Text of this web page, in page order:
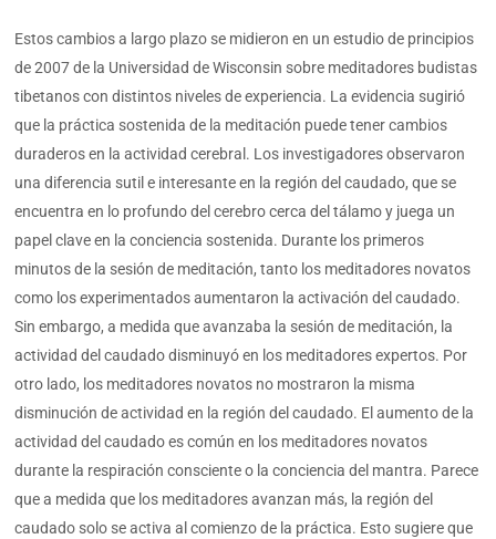
Estos cambios a largo plazo se midieron en un estudio de principios
de 2007 de la Universidad de Wisconsin sobre meditadores budistas
tibetanos con distintos niveles de experiencia. La evidencia sugirió
que la práctica sostenida de la meditación puede tener cambios
duraderos en la actividad cerebral. Los investigadores observaron
una diferencia sutil e interesante en la región del caudado, que se
encuentra en lo profundo del cerebro cerca del tálamo y juega un
papel clave en la conciencia sostenida. Durante los primeros
minutos de la sesión de meditación, tanto los meditadores novatos
como los experimentados aumentaron la activación del caudado.
Sin embargo, a medida que avanzaba la sesión de meditación, la
actividad del caudado disminuyó en los meditadores expertos. Por
otro lado, los meditadores novatos no mostraron la misma
disminución de actividad en la región del caudado. El aumento de la
actividad del caudado es común en los meditadores novatos
durante la respiración consciente o la conciencia del mantra. Parece
que a medida que los meditadores avanzan más, la región del
caudado solo se activa al comienzo de la práctica. Esto sugiere que